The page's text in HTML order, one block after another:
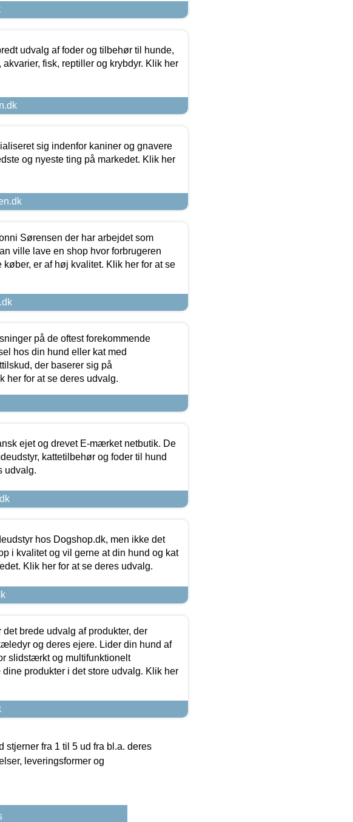
udvalg af foder og tilbehør til hunde,
fisk, reptiller og krybdyr. Klik her
sig indenfor kaniner og gnavere
og nyeste ting på markedet. Klik her
Sørensen der har arbejdet som
ville lave en shop hvor forbrugeren
køber, er af høj kvalitet. Klik her for at se
på de oftest forekommende
hos din hund eller kat med
der baserer sig på
her for at se deres udvalg.
ejet og drevet E-mærket netbutik. De
kattetilbehør og foder til hund
udvalg.
hos Dogshop.dk, men ikke det
i kvalitet og vil gerne at din hund og kat
Klik her for at se deres udvalg.
brede udvalg af produkter, der
og deres ejere. Lider din hund af
slidstærkt og multifunktionelt
produkter i det store udvalg. Klik her
fra 1 til 5 ud fra bl.a. deres
leveringsformer og